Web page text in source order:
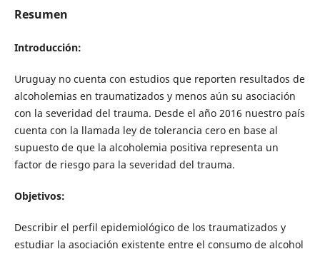
Resumen
Introducción:
Uruguay no cuenta con estudios que reporten resultados de
alcoholemias en traumatizados y menos aún su asociación
con la severidad del trauma. Desde el año 2016 nuestro país
cuenta con la llamada ley de tolerancia cero en base al
supuesto de que la alcoholemia positiva representa un
factor de riesgo para la severidad del trauma.
Objetivos:
Describir el perfil epidemiológico de los traumatizados y
estudiar la asociación existente entre el consumo de alcohol